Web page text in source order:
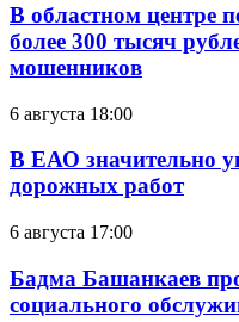
В областном центре
более 300 тысяч
мошенников
6 августа 18:00
В ЕАО значительно
дорожных работ
6 августа 17:00
Бадма Башанкаев
социального